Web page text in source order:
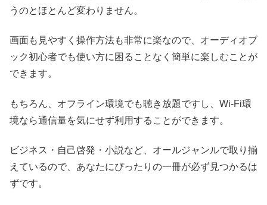
うのとほとんど変わりません。
画面も見やすく操作方法も非常に楽なので、オーディオブ
ック初心者でも使い方に困ることなく簡単に楽しむことが
できます。
もちろん、オフライン環境でも聴き放題ですし、Wi-Fi環
境なら通信量を気にせず利用することができます。
ビジネス・自己啓発・小説など、オールジャンルで取り揃
えているので、あなたにぴったりの一冊が必ず見つかるは
ずです。